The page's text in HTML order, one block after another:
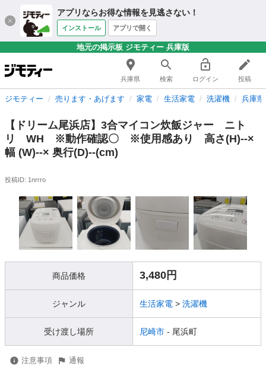
アプリならお得な情報を見逃さない！
インストール アプリで開く
地元の掲示板 ジモティー 兵庫版
兵庫県 検索 ログイン 投稿
ジモティー 売ります・あげます 家電 生活家電 洗濯機 兵庫
【ドリーム尾浜店】3合マイコン炊飯ジャー ニト
リ WH ※動作確認〇 ※使用感あり 高さ(H)--×
幅 (W)--× 奥行(D)--(cm)
投稿ID: 1nrrro
商品価格 3,480円
ジャンル 生活家電 > 洗濯機
受け渡し場所 尼崎市 - 尾浜町
注意事項 通報